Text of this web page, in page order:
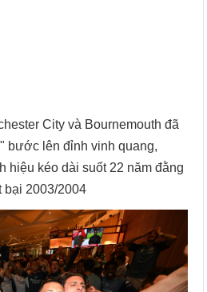
City và Bournemouth đã
bước lên đỉnh vinh quang,
hiệu kéo dài suốt 22 năm đằng
bại 2003/2004